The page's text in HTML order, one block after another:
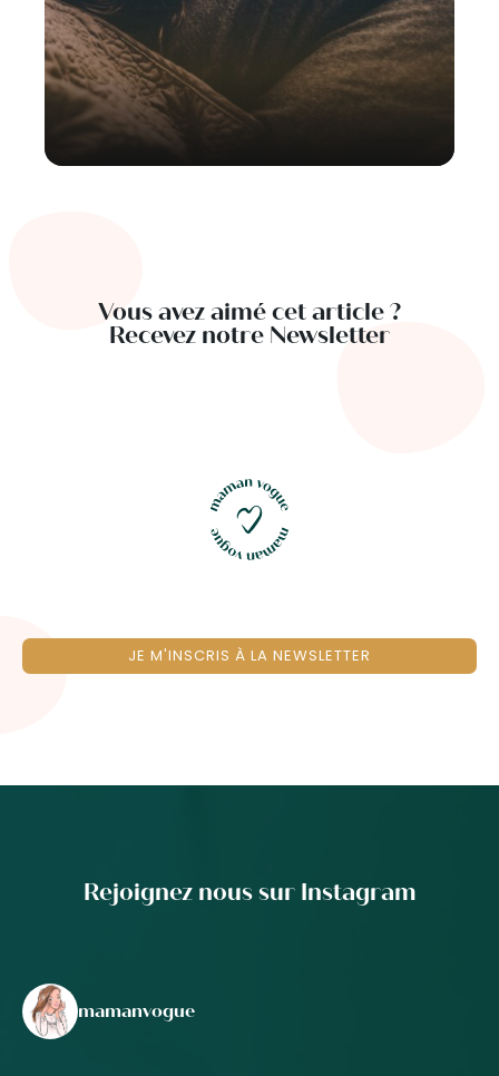
Vous avez aimé cet article ?
Recevez notre Newsletter
JE M'INSCRIS À LA NEWSLETTER
Rejoignez nous sur Instagram
mamanvogue